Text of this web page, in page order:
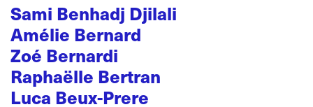
Sami Benhadj Djilali
Amélie Bernard
Zoé Bernardi
Raphaëlle Bertran
Luca Beux-Prere